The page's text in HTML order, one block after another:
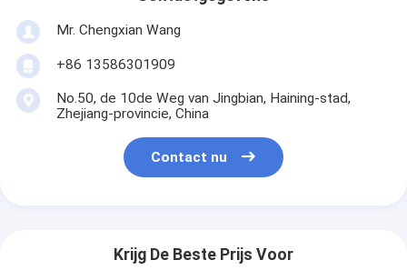
Mr. Chengxian Wang
+86 13586301909
No.50, de 10de Weg van Jingbian, Haining-stad,
Zhejiang-provincie, China
Contact nu
Krijg De Beste Prijs Voor